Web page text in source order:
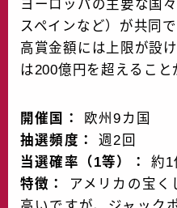
ヨーロッパの主要な国
スペインなど）が共同
高賞金額には上限が設
は200億円を超えること
開催国：
欧州9カ国
抽選頻度：
週2回
当選確率（1等）：
約1
特徴：
アメリカの宝く